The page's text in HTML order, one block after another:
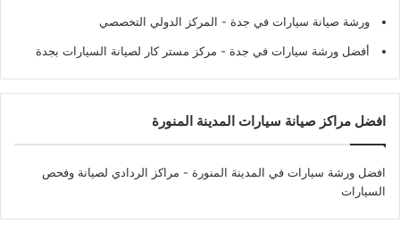
ورشة صيانة سيارات في جدة - المركز الدولي التخصصي
أفضل ورشة سيارات في جدة - مركز مستر كار لصيانة السيارات بجدة
افضل مراكز صيانة سيارات المدينة المنورة
افضل ورشة سيارات في المدينة المنورة - مراكز الردادي لصيانة وفحص
السيارات